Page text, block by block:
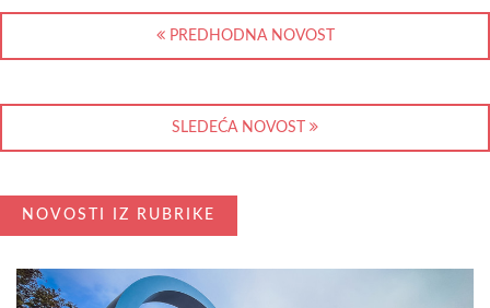
PREDHODNA NOVOST
SLEDEĆA NOVOST
NOVOSTI IZ RUBRIKE